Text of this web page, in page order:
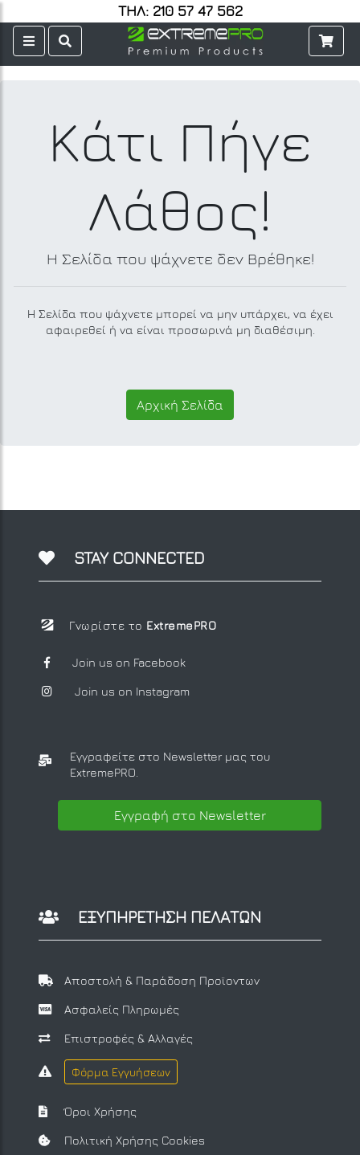
ΤΗΛ: 210 57 47 562
Κάτι Πήγε
Λάθος!
Η Σελίδα που ψάχνετε δεν Βρέθηκε!
Η Σελίδα που ψάχνετε μπορεί να μην υπάρχει, να έχει
αφαιρεθεί ή να είναι προσωρινά μη διαθέσιμη.
Αρχική Σελίδα
STAY CONNECTED
Γνωρίστε το ExtremePRO
Join us on Facebook
Join us on Instagram
Εγγραφείτε στο Newsletter μας του
ExtremePRO.
Εγγραφή στο Newsletter
ΕΞΥΠΗΡΕΤΗΣΗ ΠΕΛΑΤΩΝ
Αποστολή & Παράδοση Προϊοντων
Ασφαλείς Πληρωμές
Επιστροφές & Αλλαγές
Φόρμα Εγγυήσεων
Όροι Χρήσης
Πολιτική Χρήσης Cookies